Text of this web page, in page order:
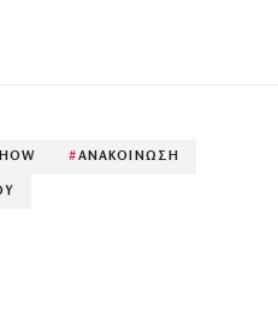
#ΑΝΑΚΟΙΝΩΣΗ